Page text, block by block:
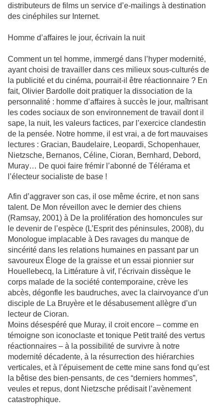
distributeurs de films un service d’e-mailings à destination
des cinéphiles sur Internet.
Homme d’affaires le jour, écrivain la nuit
Comment un tel homme, immergé dans l’hyper modernité,
ayant choisi de travailler dans ces milieux sous-culturés de
la publicité et du cinéma, pourrait-il être réactionnaire ? En
fait, Olivier Bardolle doit pratiquer la dissociation de la
personnalité : homme d’affaires à succès le jour, maîtrisant
les codes sociaux de son environnement de travail dont il
sape, la nuit, les valeurs factices, par l’exercice clandestin
de la pensée. Notre homme, il est vrai, a de fort mauvaises
lectures : Gracian, Baudelaire, Leopardi, Schopenhauer,
Nietzsche, Bernanos, Céline, Cioran, Bernhard, Debord,
Muray… De quoi faire frémir l’abonné de Télérama et
l’électeur socialiste de base !
Afin d’aggraver son cas, il ose même écrire, et non sans
talent. De Mon réveillon avec le dernier des chiens
(Ramsay, 2001) à De la prolifération des homoncules sur
le devenir de l’espèce (L’Esprit des péninsules, 2008), du
Monologue implacable à Des ravages du manque de
sincérité dans les relations humaines en passant par un
savoureux Éloge de la graisse et un essai pionnier sur
Houellebecq, la Littérature à vif, l’écrivain dissèque le
corps malade de la société contemporaine, crève les
abcès, dégonfle les baudruches, avec la clairvoyance d’un
disciple de La Bruyère et le désabusement allègre d’un
lecteur de Cioran.
Moins désespéré que Muray, il croit encore – comme en
témoigne son iconoclaste et tonique Petit traité des vertus
réactionnaires – à la possibilité de survivre à notre
modernité décadente, à la résurrection des hiérarchies
verticales, et à l’épuisement de cette mine sans fond qu’est
la bêtise des bien-pensants, de ces “derniers hommes”,
veules et repus, dont Nietzsche prédisait l’avènement
catastrophique.